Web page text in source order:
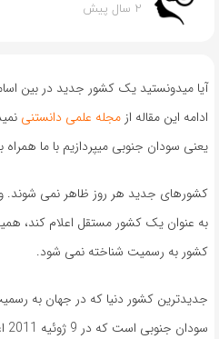
2 سال پیش
آیا میدونستید یک کشور جدید در بین
ادامه این مقاله از مجله علمی دانستنی
یعنی سودان جنوبی میپردازیم با ما همراه
کشورهای جدید هر روز ظاهر نمی شوند.
به عنوان یک کشور مستقل اعلام کند،
کشور به رسمیت شناخته نمی شود.
جدیدترین کشور دنیا که در جهان به